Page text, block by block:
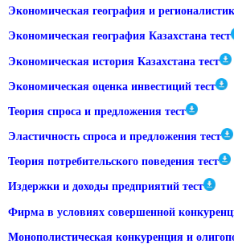
Экономическая география и
Экономическая география Казахстана тест
Экономическая история Казахстана тест
Экономическая оценка инвестиций тест
Теория спроса и предложения тест
Эластичность спроса и предложения тест
Теория потребительского поведения тест
Издержки и доходы предприятий тест
Фирма в условиях совершенной
Монополистическая конкуренция и